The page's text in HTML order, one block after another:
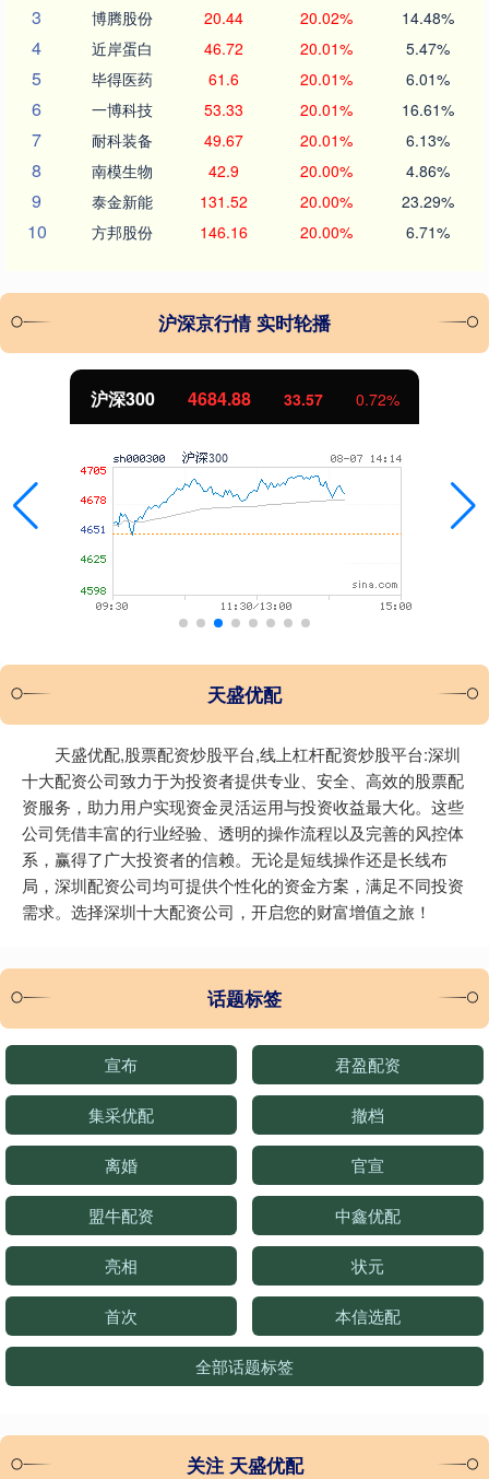
3 博腾股份 20.44 20.02% 14.48%
4 近岸蛋白 46.72 20.01% 5.47%
5 毕得医药 61.6 20.01% 6.01%
6 一博科技 53.33 20.01% 16.61%
7 耐科装备 49.67 20.01% 6.13%
8 南模生物 42.9 20.00% 4.86%
9 泰金新能 131.52 20.00% 23.29%
10 方邦股份 146.16 20.00% 6.71%
沪深京行情 实时轮播
沪深300 4684.88 33.57 0.72%
天盛优配
天盛优配,股票配资炒股平台,线上杠杆配资炒股平台:深圳
十大配资公司致力于为投资者提供专业、安全、高效的股票配
资服务，助力用户实现资金灵活运用与投资收益最大化。这些
公司凭借丰富的行业经验、透明的操作流程以及完善的风控体
系，赢得了广大投资者的信赖。无论是短线操作还是长线布
局，深圳配资公司均可提供个性化的资金方案，满足不同投资
需求。选择深圳十大配资公司，开启您的财富增值之旅！
话题标签
宣布 君盈配资
集采优配 撤档
离婚 官宣
盟牛配资 中鑫优配
亮相 状元
首次 本信选配
全部话题标签
关注 天盛优配